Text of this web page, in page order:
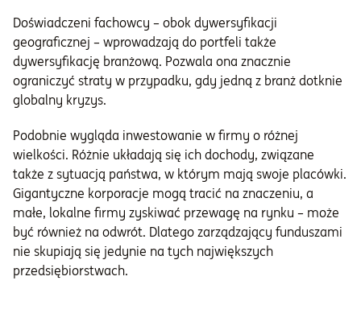
Doświadczeni fachowcy – obok dywersyfikacji
geograficznej – wprowadzają do portfeli także
dywersyfikację branżową. Pozwala ona znacznie
ograniczyć straty w przypadku, gdy jedną z branż dotknie
globalny kryzys.
Podobnie wygląda inwestowanie w firmy o różnej
wielkości. Różnie układają się ich dochody, związane
także z sytuacją państwa, w którym mają swoje placówki.
Gigantyczne korporacje mogą tracić na znaczeniu, a
małe, lokalne firmy zyskiwać przewagę na rynku – może
być również na odwrót. Dlatego zarządzający funduszami
nie skupiają się jedynie na tych największych
przedsiębiorstwach.